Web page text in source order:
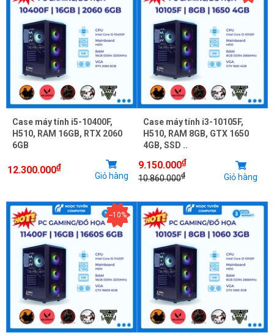
Case máy tính i5-10400F,
H510, RAM 16GB, RTX 2060
6GB
12.300.000₫
Giỏ hàng
Case máy tính i3-10105F,
H510, RAM 8GB, GTX 1650
4GB, SSD ..
9.150.000₫
10.860.000₫ Giỏ hàng
--10%